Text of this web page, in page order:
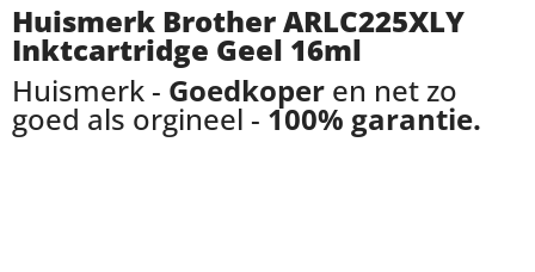
Huismerk Brother ARLC225XLY
Inktcartridge Geel 16ml
Huismerk - Goedkoper en net zo
goed als orgineel - 100% garantie.